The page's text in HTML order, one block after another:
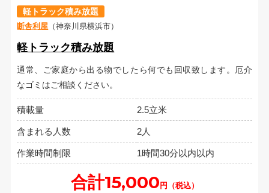
軽トラック積み放題
断舎利屋 （神奈川県横浜市）
軽トラック積み放題
通常、ご家庭から出る物でしたら何でも回収致します。厄介
なゴミはご相談ください。
積載量 2.5立米
含まれる人数 2人
作業時間制限 1時間30分以内以内
合計15,000円（税込）